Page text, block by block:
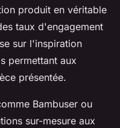
produit en véritable
taux d'engagement
sur l'inspiration
permettant aux
présentée.
Bambuser ou
sur-mesure aux